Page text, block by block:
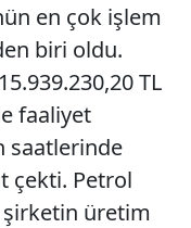
en çok işlem
biri oldu.
TL
faaliyet
saatlerinde
çekti. Petrol
üretim